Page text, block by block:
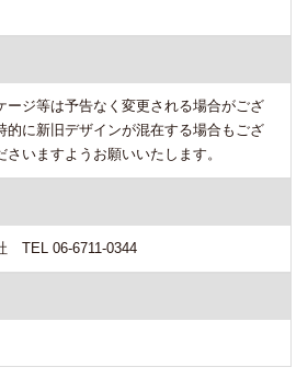
ージ等は予告なく変更される場合がござ
的に新旧デザインが混在する場合もござ
いますようお願いいたします。
TEL 06-6711-0344